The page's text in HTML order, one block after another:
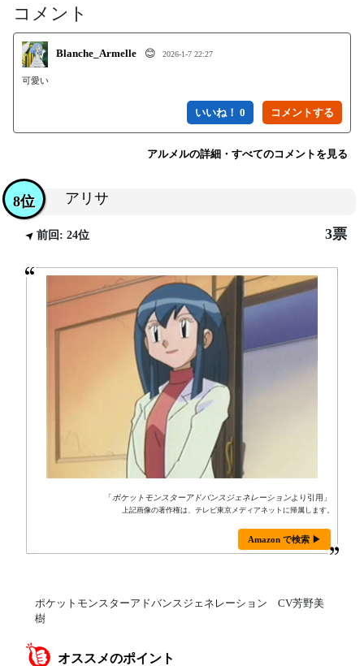
コメント
Blanche_Armelle 😊 2026-1-7 22:27
可愛い
いいね！ 0
アルメルの詳細・すべてのコメントを見る
アリサ
8位
前回: 24位 3票
「ポケットモンスターアドバンスジェネレーションより引用」
上記画像の著作権は、テレビ東京メディアネットに帰属します。
Amazon で検索 ▶
ポケットモンスターアドバンスジェネレーション CV芳野美
樹
オススメのポイント